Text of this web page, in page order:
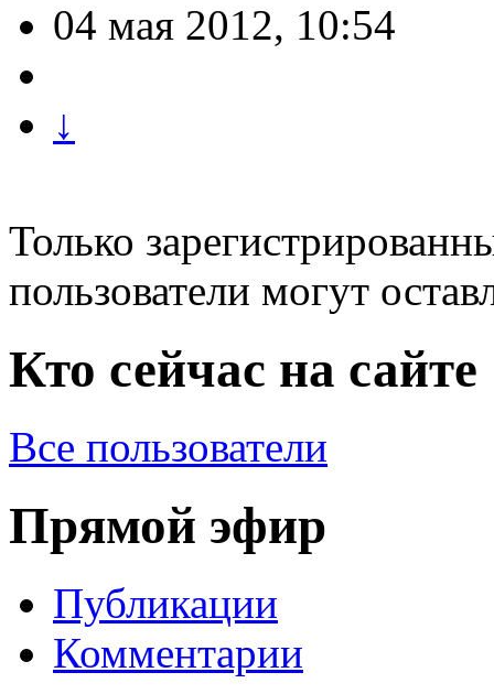
04 мая 2012, 10:54
↓
Только
пользователи могут
Кто сейчас на сайте
Все пользователи
Прямой эфир
Публикации
Комментарии